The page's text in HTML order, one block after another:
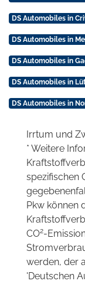
DS Automobiles in
DS Automobiles in
DS Automobiles in
DS Automobiles in
DS Automobiles in
Irrtum und
* Weitere
spezifischen
Pkw können
CO2-
werden, der
'Deutschen